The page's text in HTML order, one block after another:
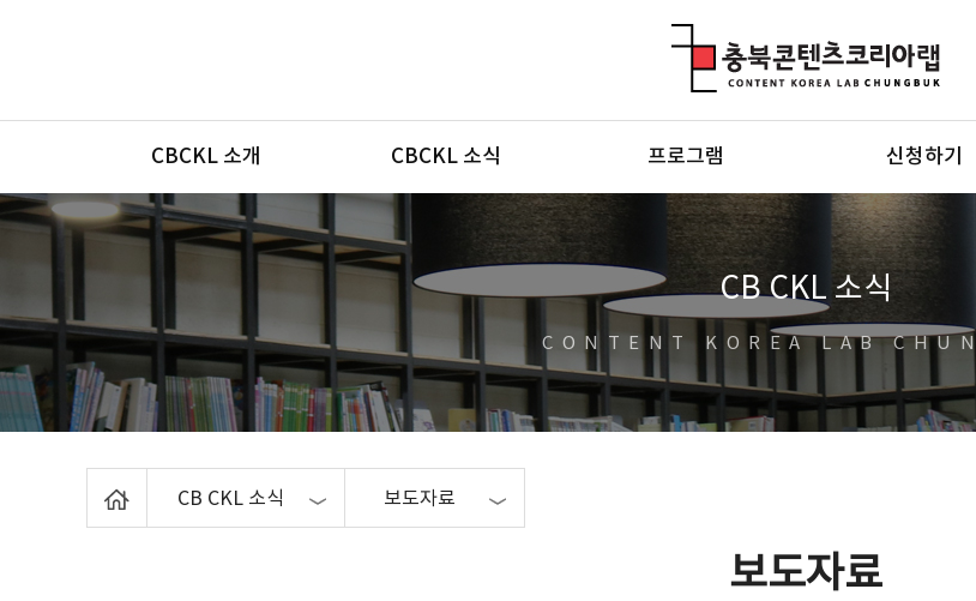
메뉴
CBCKL 소개 CBCKL 소식 프로그램 신청하기
CB CKL 소식
CONTENT KOREA LAB
CB CKL 소식 보도자료
보도자료